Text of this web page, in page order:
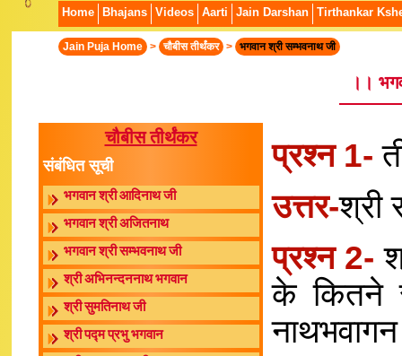
Home Bhajans Videos Aarti Jain Darshan Tirthankar
Jain Puja Home > चौबीस तीर्थंकर > भगवान श्री सम्भवनाथ जी
।।
चौबीस तीर्थंकर
संबंधित सूची
भगवान श्री आदिनाथ जी
भगवान श्री अजितनाथ
भगवान श्री सम्भवनाथ जी
श्री अभिनन्दननाथ भगवान
श्री सुमतिनाथ जी
श्री पद्म प्रभु भगवान
प्रश्न 1-
उत्तर-श्री
प्रश्न 2-
के कितने